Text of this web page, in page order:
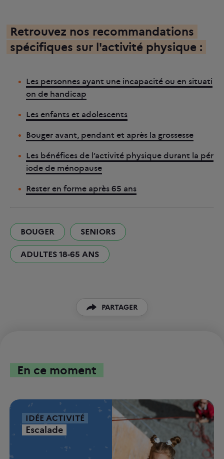
Retrouvez nos recommandations
spécifiques sur l'activité physique :
Les personnes ayant une incapacité ou en situati
on de handicap
Les enfants et adolescents
Bouger avant, pendant et après la grossesse
Les bénéfices de l’activité physique durant la pér
iode de ménopause
Rester en forme après 65 ans
BOUGER SENIORS
ADULTES 18-65 ANS
PARTAGER
COPIER LE LIEN
En ce moment
IDÉE ACTIVITÉ
Escalade